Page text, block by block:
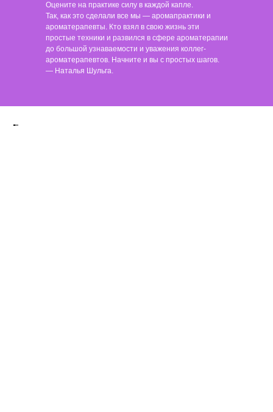
Оцените на практике силу в каждой капле.
Так, как это сделали все мы — аромапрактики и
ароматерапевты. Кто взял в свою жизнь эти
простые техники и развился в сфере ароматерапии
до большой узнаваемости и уважения коллег-
ароматерапевтов. Начните и вы с простых шагов.
— Наталья Шульга.